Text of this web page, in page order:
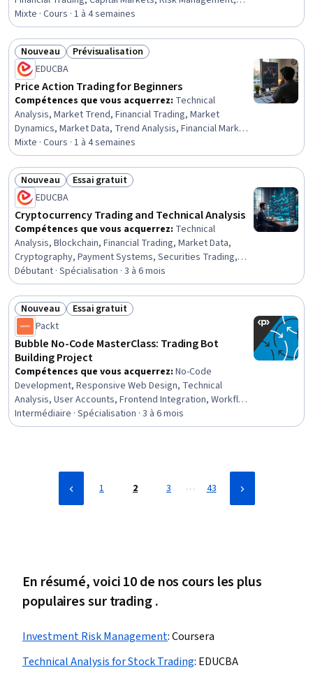
Securities Trading, Investments, Risk Analysis, Financial
Analysis, Finance
Mixte · Cours · 1 à 4 semaines
Statut : Nouveau
Nouveau Statut : Prévisualisation
Prévisualisation
EDUCBA
Price Action Trading for Beginners
Compétences que vous acquerrez: Technical
Analysis, Market Trend, Financial Trading, Market
Dynamics, Market Data, Trend Analysis, Financial Market,
Market Analysis, Securities Trading, Market
Opportunities, Analysis, Decision Making, Applied
Behavior Analysis, Psychology, Consolidation
Mixte · Cours · 1 à 4 semaines
Statut : Nouveau
Nouveau Statut : Essai gratuit
Essai gratuit
EDUCBA
Cryptocurrency Trading and Technical Analysis
Compétences que vous acquerrez: Technical
Analysis, Blockchain, Financial Trading, Market Data,
Cryptography, Payment Systems, Securities Trading,
FinTech, Digital Assets, Investments, Cryptographic
Protocols, Risk Management, Key Management,
Business Modeling, Asset Management, Encryption,
Financial Market, Market Trend, Trend Analysis, Finance
Débutant · Spécialisation · 3 à 6 mois
Statut : Nouveau
Nouveau Statut : Essai gratuit
Essai gratuit
Packt
Bubble No-Code MasterClass: Trading Bot
Building Project
Compétences que vous acquerrez: No-Code
Development, Responsive Web Design, Technical
Analysis, User Accounts, Frontend Integration, Workflow
Management, Market Data, Data Visualization, UI
Components, Financial Trading, Regression Analysis,
Web Design, Predictive Modeling, Automation, UI/UX
Intermédiaire · Spécialisation · 3 à 6 mois
1 2 3 … 43
En résumé, voici 10 de nos cours les plus
populaires sur trading .
Investment Risk Management:Coursera
Technical Analysis for Stock Trading: EDUCBA